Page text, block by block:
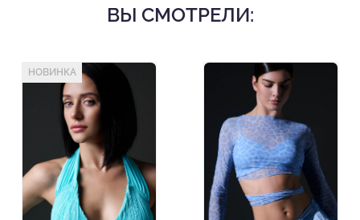
ВЫ СМОТРЕЛИ:
НОВИНКА